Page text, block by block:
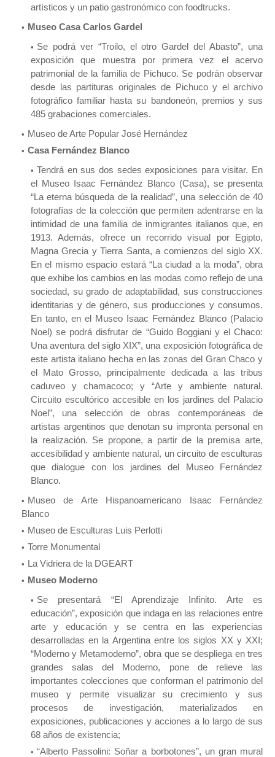
artísticos y un patio gastronómico con foodtrucks.
Museo Casa Carlos Gardel
Se podrá ver “Troilo, el otro Gardel del Abasto”, una
exposición que muestra por primera vez el acervo
patrimonial de la familia de Pichuco. Se podrán observar
desde las partituras originales de Pichuco y el archivo
fotográfico familiar hasta su bandoneón, premios y sus
485 grabaciones comerciales.
Museo de Arte Popular José Hernández
Casa Fernández Blanco
Tendrá en sus dos sedes exposiciones para visitar. En
el Museo Isaac Fernández Blanco (Casa), se presenta
“La eterna búsqueda de la realidad”, una selección de 40
fotografías de la colección que permiten adentrarse en la
intimidad de una familia de inmigrantes italianos que, en
1913. Además, ofrece un recorrido visual por Egipto,
Magna Grecia y Tierra Santa, a comienzos del siglo XX.
En el mismo espacio estará “La ciudad a la moda”, obra
que exhibe los cambios en las modas como reflejo de una
sociedad, su grado de adaptabilidad, sus construcciones
identitarias y de género, sus producciones y consumos.
En tanto, en el Museo Isaac Fernández Blanco (Palacio
Noel) se podrá disfrutar de “Guido Boggiani y el Chaco:
Una aventura del siglo XIX”, una exposición fotográfica de
este artista italiano hecha en las zonas del Gran Chaco y
el Mato Grosso, principalmente dedicada a las tribus
caduveo y chamacoco; y “Arte y ambiente natural.
Circuito escultórico accesible en los jardines del Palacio
Noel”, una selección de obras contemporáneas de
artistas argentinos que denotan su impronta personal en
la realización. Se propone, a partir de la premisa arte,
accesibilidad y ambiente natural, un circuito de esculturas
que dialogue con los jardines del Museo Fernández
Blanco.
Museo de Arte Hispanoamericano Isaac Fernández
Blanco
Museo de Esculturas Luis Perlotti
Torre Monumental
La Vidriera de la DGEART
Museo Moderno
Se presentará “El Aprendizaje Infinito. Arte es
educación”, exposición que indaga en las relaciones entre
arte y educación y se centra en las experiencias
desarrolladas en la Argentina entre los siglos XX y XXI;
“Moderno y Metamoderno”, obra que se despliega en tres
grandes salas del Moderno, pone de relieve las
importantes colecciones que conforman el patrimonio del
museo y permite visualizar su crecimiento y sus
procesos de investigación, materializados en
exposiciones, publicaciones y acciones a lo largo de sus
68 años de existencia;
“Alberto Passolini: Soñar a borbotones”, un gran mural